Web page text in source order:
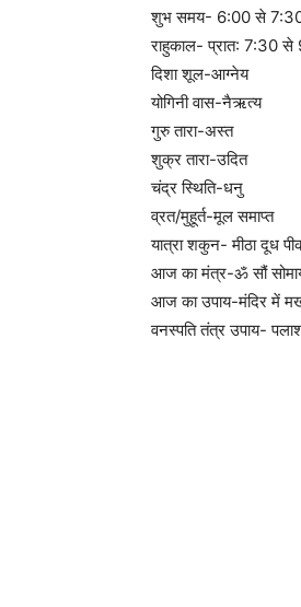
शुभ समय- 6:00 से
राहुकाल- प्रात: 7:30
दिशा शूल-आग्नेय
योगिनी वास-नैऋत्य
गुरु तारा-अस्त
शुक्र तारा-उदित
चंद्र स्थिति-धनु
व्रत/मुहूर्त-मूल समाप्त
यात्रा शकुन- मीठा दूध
आज का मंत्र-ॐ सौं
आज का उपाय-मंदिर में
वनस्पति तंत्र उपाय-